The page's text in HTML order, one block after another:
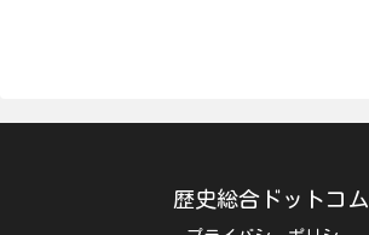
歴史総合ドットコム